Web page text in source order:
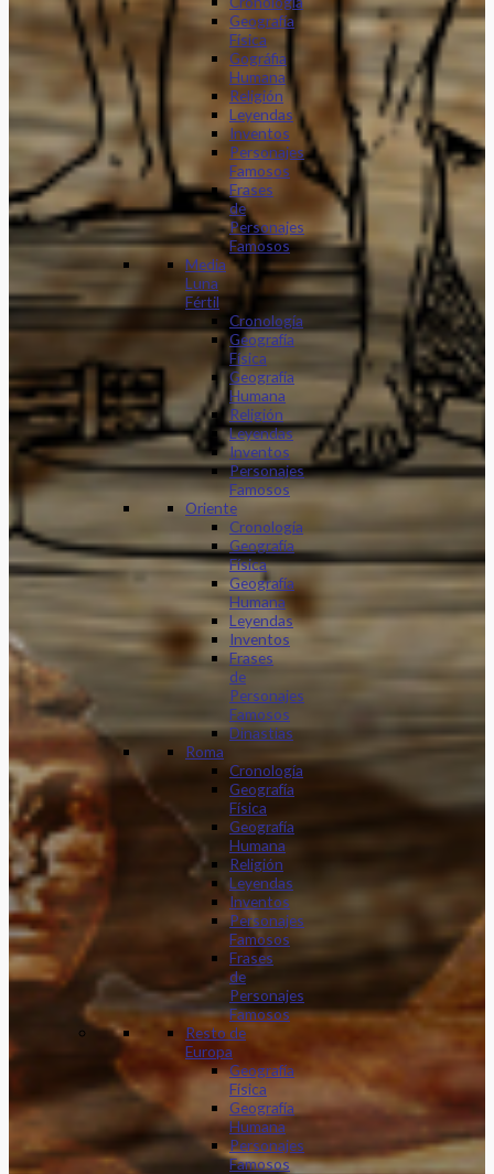
Geografía
Física
Gográfia
Humana
Religión
Leyendas
Inventos
Personajes
Famosos
Frases
de
Personajes
Famosos
Media
Luna
Fértil
Cronología
Geografía
Física
Geografía
Humana
Religión
Leyendas
Inventos
Personajes
Famosos
Oriente
Cronología
Geografía
Física
Geografía
Humana
Leyendas
Inventos
Frases
de
Personajes
Famosos
Dinastias
Roma
Cronología
Geografía
Física
Geografía
Humana
Religión
Leyendas
Inventos
Personajes
Famosos
Frases
de
Personajes
Famosos
Resto de
Europa
Geografía
Física
Geografía
Humana
Personajes
Famosos